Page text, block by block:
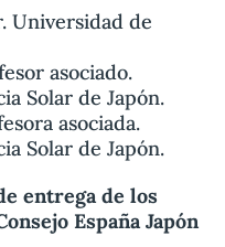
Universidad de
asociado.
Solar de Japón.
asociada.
Solar de Japón.
entrega de los
España Japón